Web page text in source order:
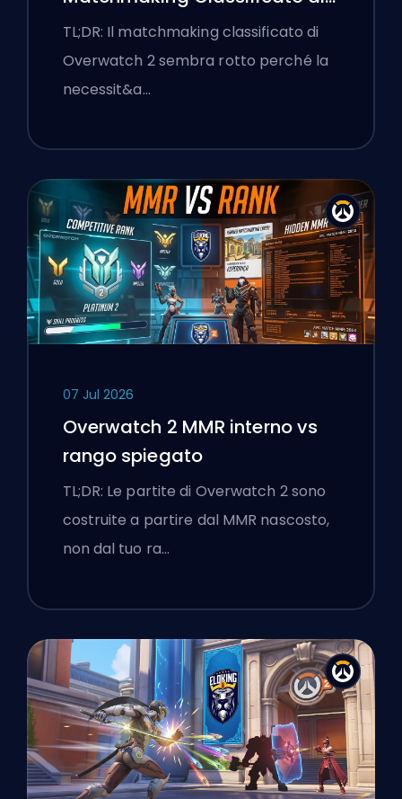
Overwatch 2 e le Lobby a
Senso Unico
TL;DR: Il matchmaking classificato di
Overwatch 2 sembra rotto perché la
necessit&a…
07 Jul 2026
Overwatch 2 MMR interno vs
rango spiegato
TL;DR: Le partite di Overwatch 2 sono
costruite a partire dal MMR nascosto,
non dal tuo ra…